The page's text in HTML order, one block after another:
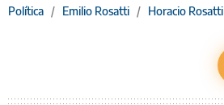
Política / Emilio Rosatti / Horacio Rosatti